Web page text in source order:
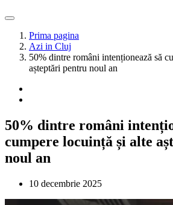
Prima pagina
Azi in Cluj
50% dintre români intenționează să
așteptări pentru noul an
50% dintre români
cumpere locuință și alte
noul an
10 decembrie 2025